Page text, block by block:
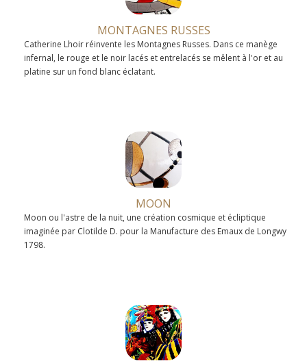
MONTAGNES RUSSES
Catherine Lhoir réinvente les Montagnes Russes. Dans ce manège
infernal, le rouge et le noir lacés et entrelacés se mêlent à l'or et au
platine sur un fond blanc éclatant.
MOON
Moon ou l'astre de la nuit, une création cosmique et écliptique
imaginée par Clotilde D. pour la Manufacture des Emaux de Longwy
1798.